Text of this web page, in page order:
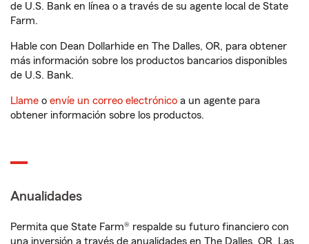
de U.S. Bank en línea o a través de su agente local de State
Farm.
Hable con Dean Dollarhide en The Dalles, OR, para obtener
más información sobre los productos bancarios disponibles
de U.S. Bank.
Llame o envíe un correo electrónico a un agente para
obtener información sobre los productos.
Anualidades
Permita que State Farm® respalde su futuro financiero con
una inversión a través de anualidades en The Dalles, OR. Las